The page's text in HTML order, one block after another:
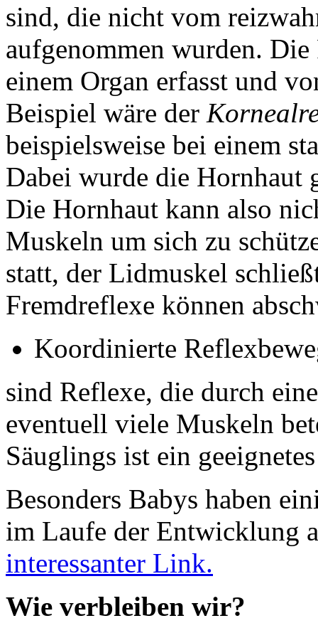
sind, die nicht vom
aufgenommen wurden.
einem Organ erfasst und
Beispiel wäre der
beispielsweise bei einem
Dabei wurde die Hornhaut
Die Hornhaut kann also
Muskeln um sich zu
statt, der Lidmuskel
Fremdreflexe können
Koordinierte
sind Reflexe, die durch
eventuell viele Muskeln
Säuglings ist ein
Besonders Babys haben
im Laufe der Entwicklung
interessanter Link.
Wie verbleiben wir?